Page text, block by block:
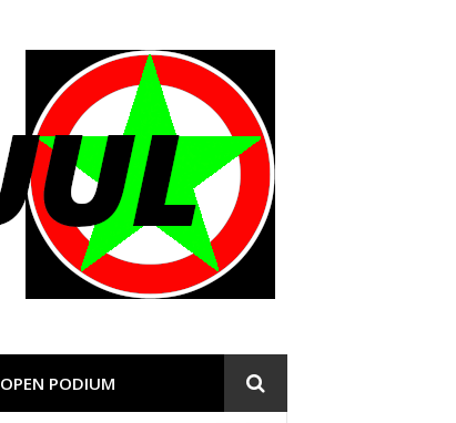
OPEN PODIUM